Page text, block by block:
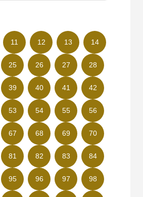
11 12 13 14
25 26 27 28
39 40 41 42
53 54 55 56
67 68 69 70
81 82 83 84
95 96 97 98